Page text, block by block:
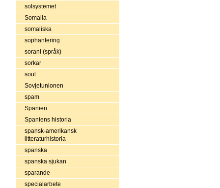
solsystemet
Somalia
somaliska
sophantering
sorani (språk)
sorkar
soul
Sovjetunionen
spam
Spanien
Spaniens historia
spansk-amerikansk
litteraturhistoria
spanska
spanska sjukan
sparande
specialarbete